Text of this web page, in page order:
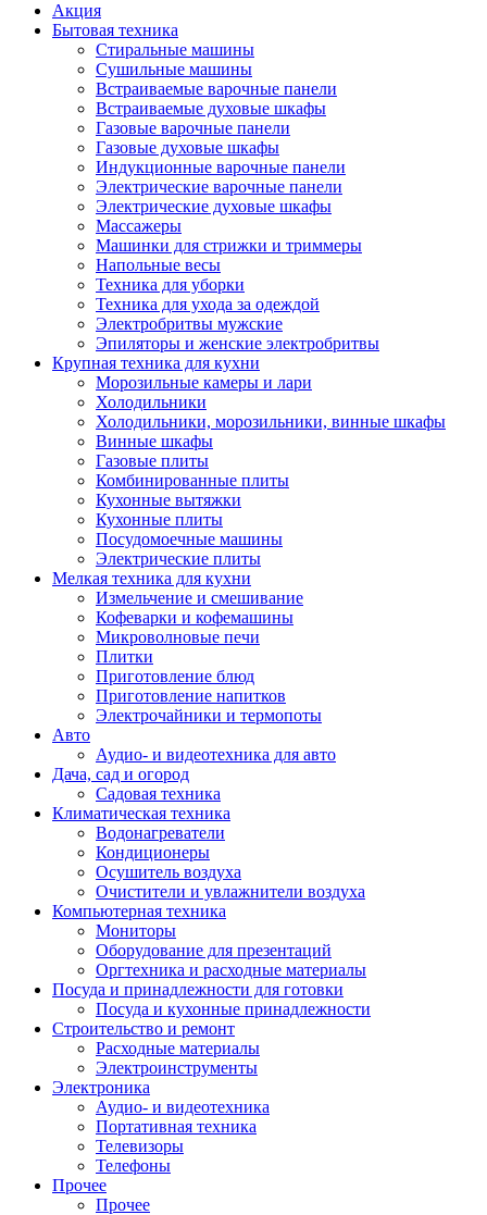
Акция
Бытовая техника
Стиральные машины
Сушильные машины
Встраиваемые варочные панели
Встраиваемые духовые шкафы
Газовые варочные панели
Газовые духовые шкафы
Индукционные варочные панели
Электрические варочные панели
Электрические духовые шкафы
Массажеры
Машинки для стрижки и триммеры
Напольные весы
Техника для уборки
Техника для ухода за одеждой
Электробритвы мужские
Эпиляторы и женские электробритвы
Крупная техника для кухни
Морозильные камеры и лари
Холодильники
Холодильники, морозильники, винные шкафы
Винные шкафы
Газовые плиты
Комбинированные плиты
Кухонные вытяжки
Кухонные плиты
Посудомоечные машины
Электрические плиты
Мелкая техника для кухни
Измельчение и смешивание
Кофеварки и кофемашины
Микроволновые печи
Плитки
Приготовление блюд
Приготовление напитков
Электрочайники и термопоты
Авто
Аудио- и видеотехника для авто
Дача, сад и огород
Садовая техника
Климатическая техника
Водонагреватели
Кондиционеры
Осушитель воздуха
Очистители и увлажнители воздуха
Компьютерная техника
Мониторы
Оборудование для презентаций
Оргтехника и расходные материалы
Посуда и принадлежности для готовки
Посуда и кухонные принадлежности
Строительство и ремонт
Расходные материалы
Электроинструменты
Электроника
Аудио- и видеотехника
Портативная техника
Телевизоры
Телефоны
Прочее
Прочее